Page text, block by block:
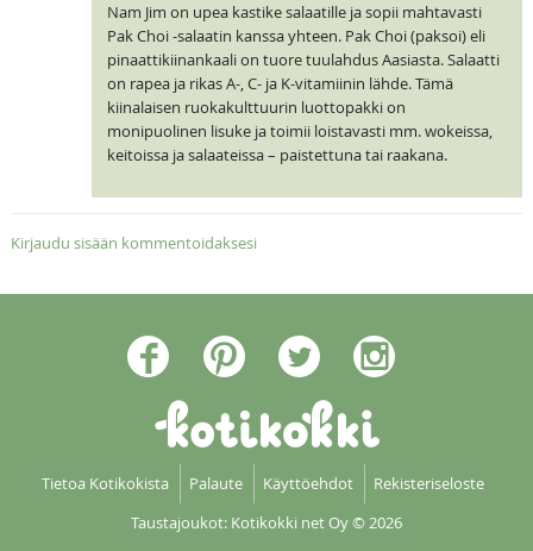
Nam Jim on upea kastike salaatille ja sopii mahtavasti
Pak Choi -salaatin kanssa yhteen. Pak Choi (paksoi) eli
pinaattikiinankaali on tuore tuulahdus Aasiasta. Salaatti
on rapea ja rikas A-, C- ja K-vitamiinin lähde. Tämä
kiinalaisen ruokakulttuurin luottopakki on
monipuolinen lisuke ja toimii loistavasti mm. wokeissa,
keitoissa ja salaateissa – paistettuna tai raakana.
Kirjaudu sisään kommentoidaksesi
Tietoa Kotikokista Palaute Käyttöehdot
Rekisteriseloste
Taustajoukot: Kotikokki net Oy© 2026